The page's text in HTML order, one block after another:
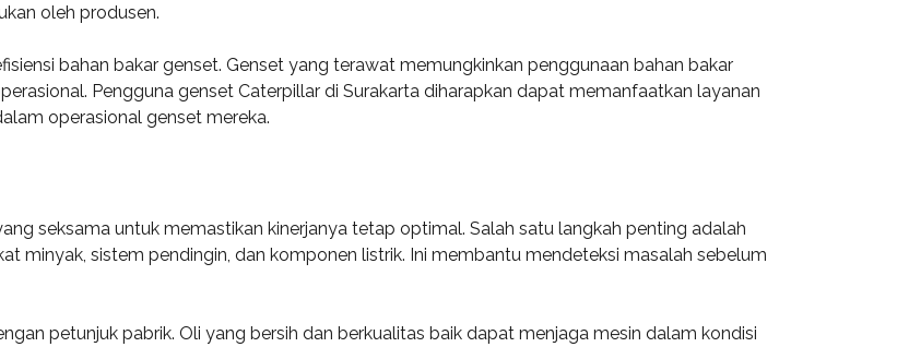
oleh produsen.
bahan bakar genset. Genset yang terawat memungkinkan penggunaan bahan bakar
Pengguna genset Caterpillar di Surakarta diharapkan dapat memanfaatkan layanan
operasional genset mereka.
seksama untuk memastikan kinerjanya tetap optimal. Salah satu langkah penting adalah
minyak, sistem pendingin, dan komponen listrik. Ini membantu mendeteksi masalah sebelum
petunjuk pabrik. Oli yang bersih dan berkualitas baik dapat menjaga mesin dalam kondisi